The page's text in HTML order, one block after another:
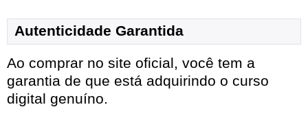
Autenticidade Garantida
Ao comprar no site oficial, você tem a
garantia de que está adquirindo o curso
digital genuíno.